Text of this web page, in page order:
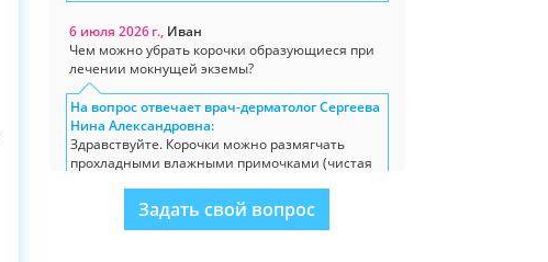
6 июля 2026 г., Иван
Чем можно убрать корочки образующиеся при
лечении мокнущей экземы?
На вопрос отвечает врач-дерматолог Сергеева
Нина Александровна:
Здравствуйте. Корочки можно размягчать
прохладными влажными примочками (чистая
промокнуть насухо и нанести цинко-
нафталановую пасту Лостерин тонким слоем.
Задать свой вопрос